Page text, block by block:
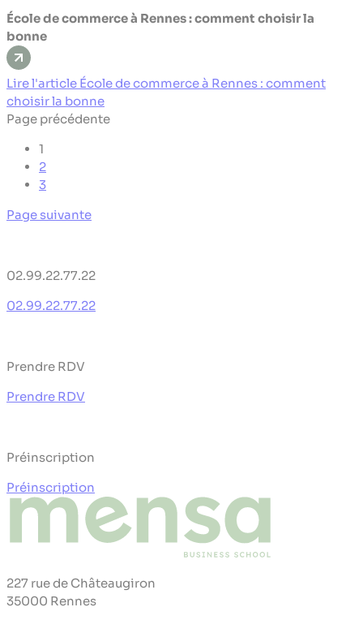
École de commerce à Rennes : comment choisir la
bonne
Lire l'article École de commerce à Rennes : comment
choisir la bonne
Page précédente
1
2
3
Page suivante
02.99.22.77.22
02.99.22.77.22
Prendre RDV
Prendre RDV
Préinscription
Préinscription
227 rue de Châteaugiron
35000 Rennes